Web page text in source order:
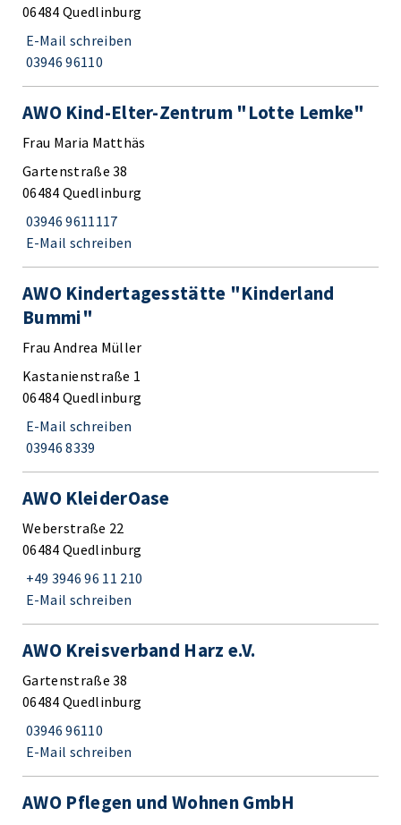
06484 Quedlinburg
E-Mail schreiben
03946 96110
AWO Kind-Elter-Zentrum "Lotte Lemke"
Frau Maria Matthäs
Gartenstraße 38
06484 Quedlinburg
03946 9611117
E-Mail schreiben
AWO Kindertagesstätte "Kinderland
Bummi"
Frau Andrea Müller
Kastanienstraße 1
06484 Quedlinburg
E-Mail schreiben
03946 8339
AWO KleiderOase
Weberstraße 22
06484 Quedlinburg
+49 3946 96 11 210
E-Mail schreiben
AWO Kreisverband Harz e.V.
Gartenstraße 38
06484 Quedlinburg
03946 96110
E-Mail schreiben
AWO Pflegen und Wohnen GmbH